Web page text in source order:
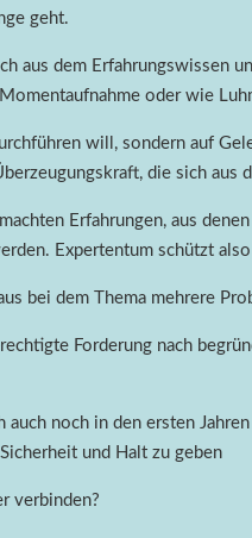
geht.
aus dem Erfahrungswissen
oder wie
will, sondern auf
die sich aus
Erfahrungen, aus
Expertentum schützt
bei dem Thema mehrere
Forderung nach
auch noch in den ersten
und Halt zu geben
verbinden?